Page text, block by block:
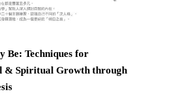
Be: Techniques for
& Spiritual Growth through